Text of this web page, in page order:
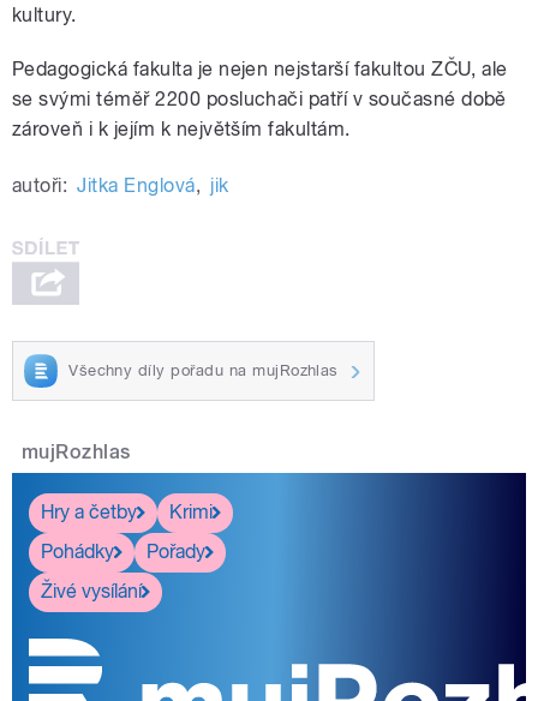
kultury.
Pedagogická fakulta je nejen nejstarší fakultou ZČU, ale
se svými téměř 2200 posluchači patří v současné době
zároveň i k jejím k největším fakultám.
autoři: Jitka Englová, jik
Všechny díly pořadu na mujRozhlas
mujRozhlas
Hry a četby
Krimi
Pohádky
Pořady
Živé vysílání